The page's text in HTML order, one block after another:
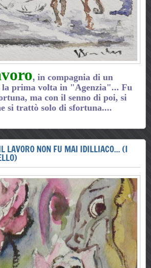
, in compagnia di un
la prima volta in "Agenzia"... Fu
ma con il senno di poi, si
si trattò solo di sfortuna....
LAVORO NON FU MAI IDILLIACO... (I